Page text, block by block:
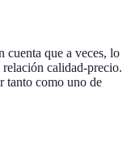
cuenta que a veces, lo
calidad-precio.
tanto como uno de